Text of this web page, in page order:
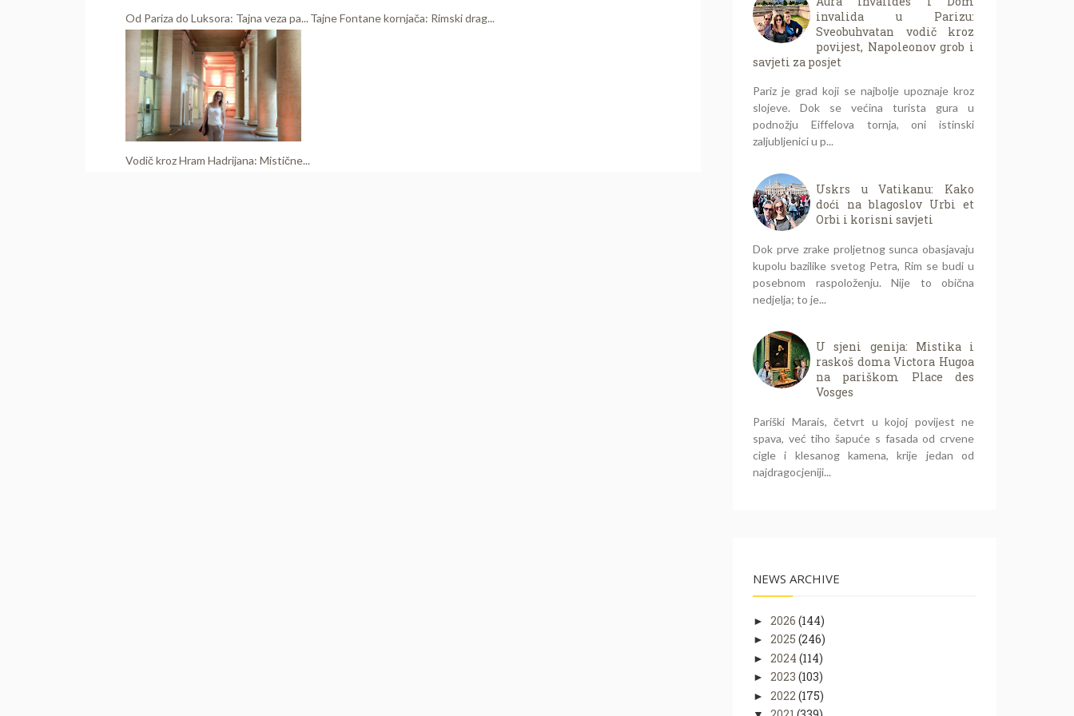
Od Pariza do Luksora: Tajna veza pa...Tajne Fontane kornjača: Rimski drag...
Vodič kroz Hram Hadrijana: Mistične...
invalida u Parizu:
Sveobuhvatan vodič kroz
povijest, Napoleonov grob i
savjeti za posjet
Pariz je grad koji se najbolje upoznaje kroz
slojeve. Dok se većina turista gura u
podnožju Eiffelova tornja, oni istinski
zaljubljenici u p...
Uskrs u Vatikanu: Kako
doći na blagoslov Urbi et
Orbi i korisni savjeti
Dok prve zrake proljetnog sunca obasjavaju
kupolu bazilike svetog Petra, Rim se budi u
posebnom raspoloženju. Nije to obična
nedjelja; to je...
U sjeni genija: Mistika i
raskoš doma Victora Hugoa
na pariškom Place des
Vosges
Pariški Marais, četvrt u kojoj povijest ne
spava, već tiho šapuće s fasada od crvene
cigle i klesanog kamena, krije jedan od
najdragocjeniji...
NEWS ARCHIVE
► 2026 (144)
► 2025 (246)
► 2024 (114)
► 2023 (103)
► 2022 (175)